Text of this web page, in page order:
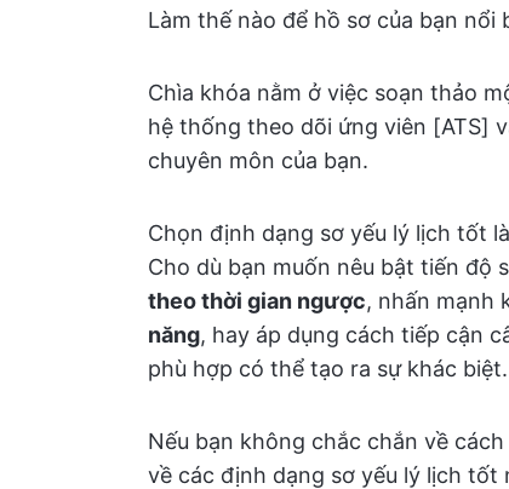
Làm thế nào để hồ sơ của bạn
Chìa khóa nằm ở việc soạn thảo
hệ thống theo dõi ứng viên [ATS]
chuyên môn của bạn.
Chọn định dạng sơ yếu lý lịch tốt
Cho dù bạn muốn nêu bật tiến độ
theo thời gian ngược, nhấn mạnh
năng, hay áp dụng cách tiếp cận
phù hợp có thể tạo ra sự khác biệt.
Nếu bạn không chắc chắn về
về các định dạng sơ yếu lý lịch tốt